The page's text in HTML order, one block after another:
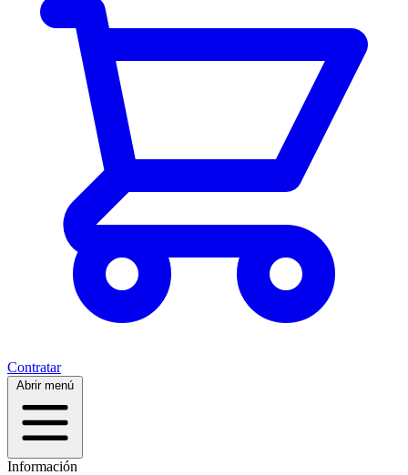
Contratar
Abrir menú
Información